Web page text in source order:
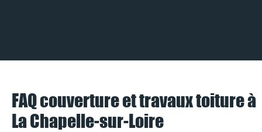
FAQ couverture et travaux toiture à
La Chapelle-sur-Loire